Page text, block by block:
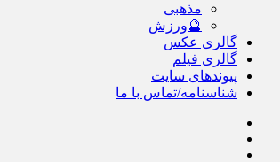
مذهبی
🔮ورزش
گالری عکس
گالری فیلم
پیوندهای سایت
شناسنامه/تماس با ما